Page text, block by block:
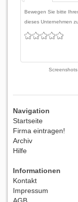
Bewegen Sie bitte
dieses Unternehmen
Navigation
Startseite
Firma eintragen!
Archiv
Hilfe
Informationen
Kontakt
Impressum